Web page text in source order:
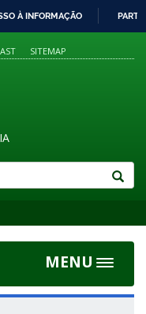
À INFORMAÇÃO
SITEMAP
MENU
Toggle